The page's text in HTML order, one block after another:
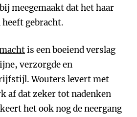
meegemaakt dat het haar
gebracht.
is een boeiend verslag
verzorgde en
Wouters levert met
af dat zeker tot nadenken
het ook nog de neergang